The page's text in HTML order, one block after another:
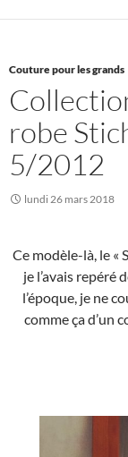
Couture pour les grands
robe
5/2012
lundi 26 mars 2018
Ce modèle-là, le «
je l’avais repéré
l’époque, je ne
comme ça d’un